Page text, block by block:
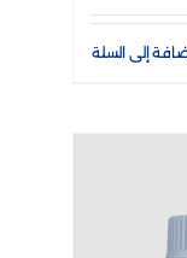
إلى السلة